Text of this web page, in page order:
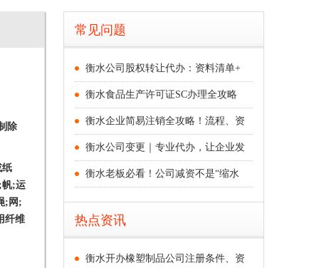
除
纸
帆;运
;网;
纤维
常见问题
衡水公司股权转让代办：资料清单+
衡水食品生产许可证SC办理全攻略
衡水企业简易注销全攻略！流程、资
衡水公司变更｜专业代办，让企业发
衡水老板必看！公司减资不是“缩水
热点资讯
衡水开办橡塑制品公司注册条件、资